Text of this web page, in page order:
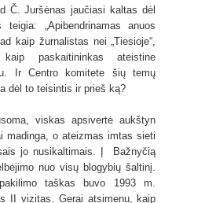
Č. Juršėnas jaučiasi kaltas dėl
„Apibendrinamas anuos
kaip žurnalistas nei „Tiesioje“,
paskaitininkas ateistine
Ir Centro komitete šių temų
dėl to teisintis ir prieš ką?
viskas apsivertė aukštyn
madinga, o ateizmas imtas sieti
jo nusikaltimais. Į Bažnyčią
nuo visų blogybių šaltinį.
taškas buvo 1993 m.
II vizitas. Gerai atsimenu, kaip